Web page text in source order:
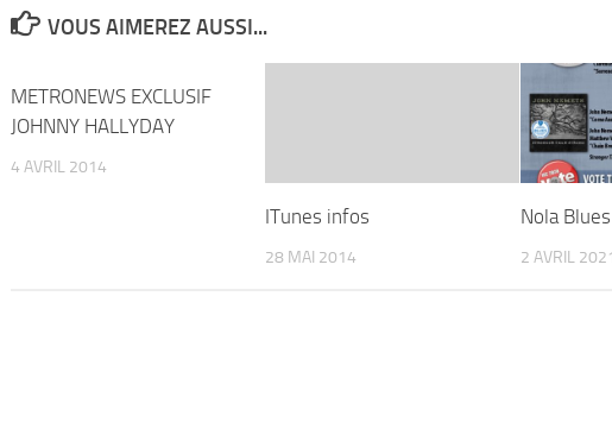
VOUS AIMEREZ AUSSI...
METRONEWS EXCLUSIF
JOHNNY HALLYDAY
4 AVRIL 2014
ITunes infos
28 MAI 2014
Nola
2 AVRIL